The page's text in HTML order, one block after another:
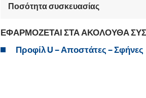
Ποσότητα συσκευασίας
ΕΦΑΡΜΌΖΕΤΑΙ ΣΤΑ ΑΚΌΛΟΥΘΑ
Προφίλ U – Αποστάτες – Σφήνες